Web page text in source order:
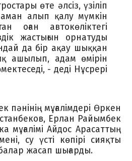
өте әлсіз, үзіліп
алып қалу мүмкін
оған автокөліктегі
жастығын орнатуды
да бір ақау шыққан
ашылып, адам өмірін
- деді Нұсрері
мұғалімдері Өркен
Ерлан Райымбек
мұғалімі Айдос Арасаттың
су үсті көпірі сияқты
жасап шығарды.